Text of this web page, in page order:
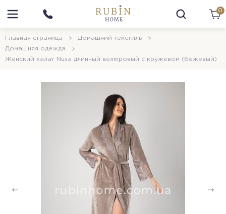
0
Главная страница
Домашний текстиль
Домашняя одежда
Женский халат Nusa длинный велюровый с кружевом (Бежевый)